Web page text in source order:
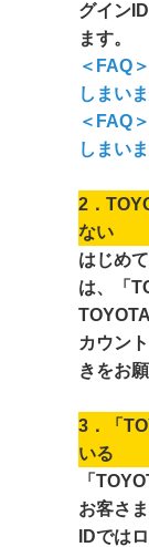
グイン
ます。
＜FAQ
しまい
＜FAQ
しまい
2．
ない
はじめ
は、「
カウン
きをお
3．「
いる
「
お客さ
IDでは